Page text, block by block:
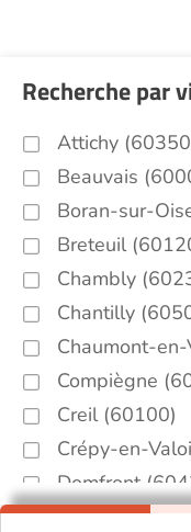
Recherche par
Attichy
Beauvais
Boran-sur-
Breteuil
Chambly
Chantilly
Chaumont-
Compiègne
Creil (60100)
Crépy-en-
Domfront
Ermenonville